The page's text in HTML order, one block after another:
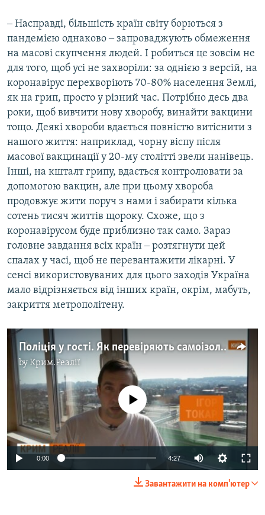
‒ Насправді, більшість країн світу борються з
пандемією однаково ‒ запроваджують обмеження
на масові скупчення людей. І робиться це зовсім не
для того, щоб усі не захворіли: за однією з версій, на
коронавірус перехворіють 70-80% населення Землі,
як на грип, просто у різний час. Потрібно десь два
роки, щоб вивчити нову хворобу, винайти вакцини
тощо. Деякі хвороби вдається повністю витіснити з
нашого життя: наприклад, чорну віспу після
масової вакцинації у 20-му столітті звели нанівець.
Інші, на кшталт грипу, вдається контролювати за
допомогою вакцин, але при цьому хвороба
продовжує жити поруч з нами і забирати кілька
сотень тисяч життів щороку. Схоже, що з
коронавірусом буде приблизно так само. Зараз
головне завдання всіх країн ‒ розтягнути цей
спалах у часі, щоб не перевантажити лікарні. У
сенсі використовуваних для цього заходів Україна
мало відрізняється від інших країн, окрім, мабуть,
закриття метрополітену.
Поліція у гості. Як перевіряють самоізоляцію кримчан? (відео)
byКрим.Реалії
No media source currently available
0:00 4:27
Завантажити на комп'ютер